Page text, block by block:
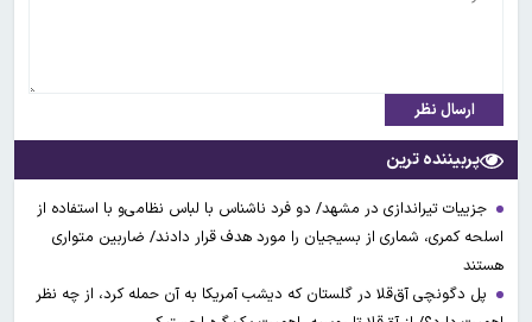
ارسال نظر
پربیننده ترین
جزییات تیراندازی در مشهد/ دو فرد ناشناس با لباس نظامی‌و با استفاده از
اسلحه کمری، شماری از بسیجیان را مورد هدف قرار دادند/ ضاربین متواری
هستند
پل دگونچی آق‌قلا در گلستان که دیشب آمریکا به آن حمله کرد، از چه نظر